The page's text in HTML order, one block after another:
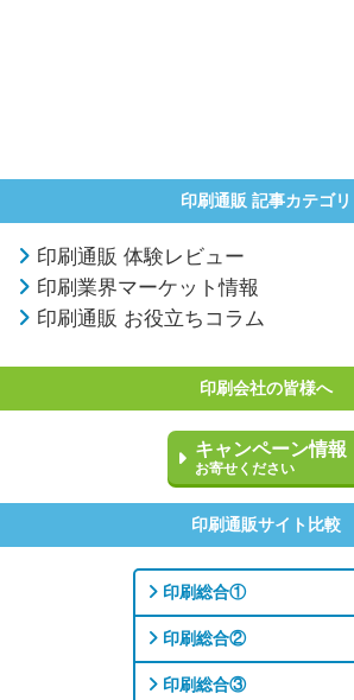
印刷通販 記事カテゴリ
印刷通販 体験レビュー
印刷業界マーケット情報
印刷通販 お役立ちコラム
印刷会社の皆様へ
キャンペーン情報
お寄せください
印刷通販サイト比較
印刷総合①
印刷総合②
印刷総合③